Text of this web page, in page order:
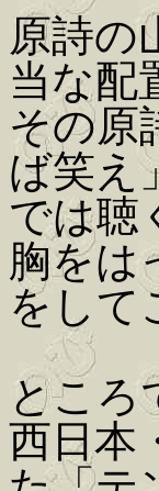
原詩の
当な配
その原
ば笑え
では聴
胸をは
をして
ところ
西日本